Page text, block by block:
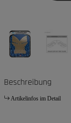
Beschreibung
Artikelinfos im Detail